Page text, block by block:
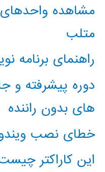
مشاهده واحدهای
متلب
راهنمای برنامه
دوره پیشرفته و
های بدون راننده
خطای نصب
این کاراکتر چیست؟